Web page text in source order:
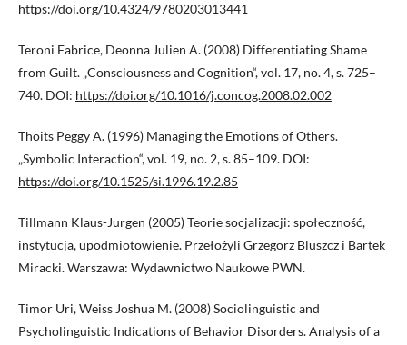
https://doi.org/10.4324/9780203013441
Teroni Fabrice, Deonna Julien A. (2008) Differentiating Shame
from Guilt. „Consciousness and Cognition“, vol. 17, no. 4, s. 725–
740. DOI: https://doi.org/10.1016/j.concog.2008.02.002
Thoits Peggy A. (1996) Managing the Emotions of Others.
„Symbolic Interaction“, vol. 19, no. 2, s. 85–109. DOI:
https://doi.org/10.1525/si.1996.19.2.85
Tillmann Klaus-Jurgen (2005) Teorie socjalizacji: społeczność,
instytucja, upodmiotowienie. Przełożyli Grzegorz Bluszcz i Bartek
Miracki. Warszawa: Wydawnictwo Naukowe PWN.
Timor Uri, Weiss Joshua M. (2008) Sociolinguistic and
Psycholinguistic Indications of Behavior Disorders. Analysis of a